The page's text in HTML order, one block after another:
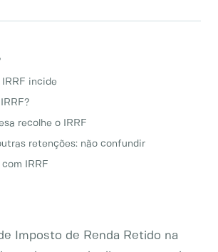
IRRF incide
recolhe o IRRF
retenções: não confundir
IRRF
Imposto de Renda Retido na